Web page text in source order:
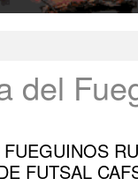
del
FUTSAL